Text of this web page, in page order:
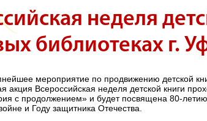
неделя
библиотеках г.
мероприятие по продвижению детской
акция Всероссийская неделя детской книги
с продолжением» и будет посвящена 80-
и Году защитника Отечества.